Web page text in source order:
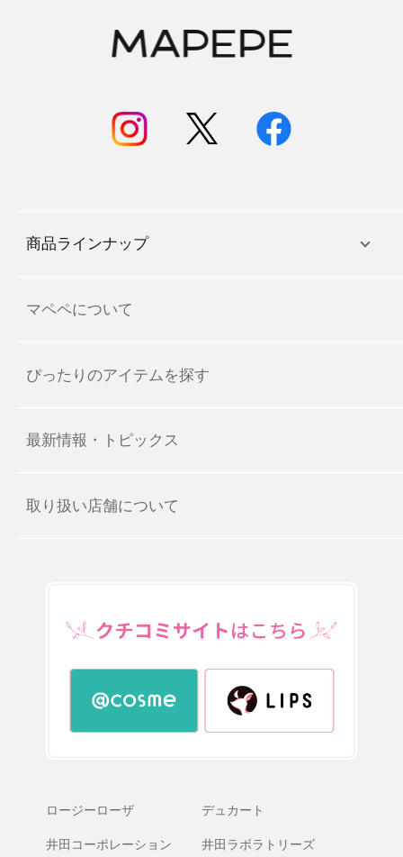
商品ラインナップ
マペペについて
ぴったりのアイテムを探す
最新情報・トピックス
取り扱い店舗について
ロージーローザ デュカート
井田コーポレーション 井田ラボラトリーズ